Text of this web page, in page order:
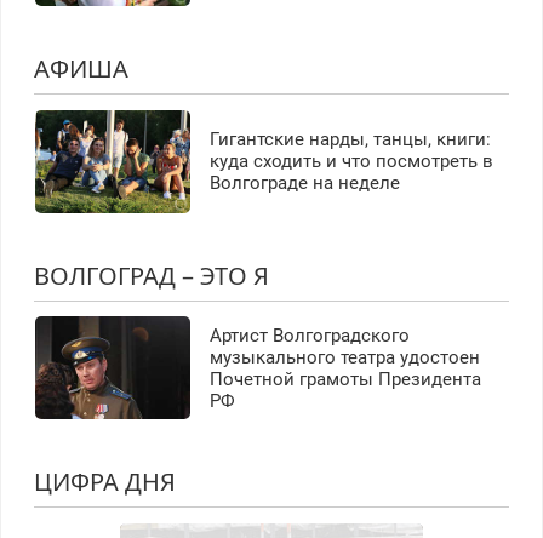
АФИША
Гигантские нарды, танцы, книги:
куда сходить и что посмотреть в
Волгограде на неделе
ВОЛГОГРАД – ЭТО Я
Артист Волгоградского
музыкального театра удостоен
Почетной грамоты Президента
РФ
ЦИФРА ДНЯ